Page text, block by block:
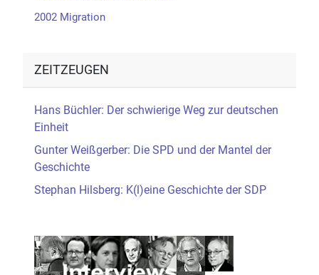
2002 Migration
ZEITZEUGEN
Hans Büchler: Der schwierige Weg zur deutschen
Einheit
Gunter Weißgerber: Die SPD und der Mantel der
Geschichte
Stephan Hilsberg: K(l)eine Geschichte der SDP